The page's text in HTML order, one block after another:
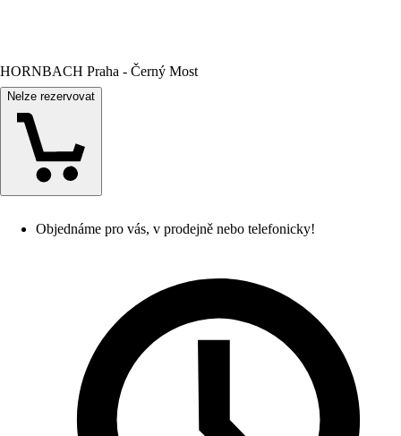
HORNBACH Praha - Černý Most
Nelze rezervovat
Objednáme pro vás, v prodejně nebo telefonicky!